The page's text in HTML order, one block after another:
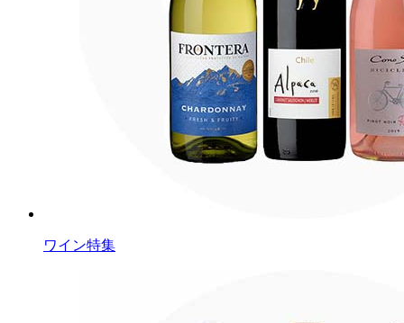
ワイン特集